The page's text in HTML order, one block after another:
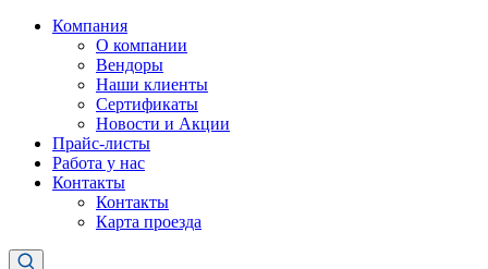
Компания
О компании
Вендоры
Наши клиенты
Сертификаты
Новости и Акции
Прайс-листы
Работа у нас
Контакты
Контакты
Карта проезда